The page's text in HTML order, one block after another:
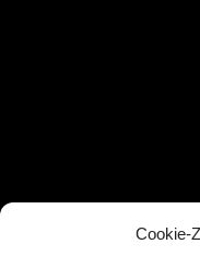
Cookie-